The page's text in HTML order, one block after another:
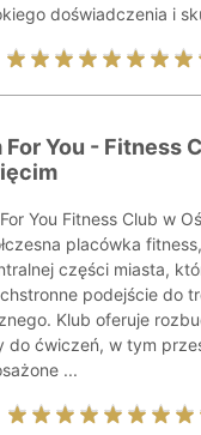
doświadczenia i
For You - Fitness
You Fitness Club w
placówka
części miasta,
podejście do
Klub oferuje
do ćwiczeń, w tym
...